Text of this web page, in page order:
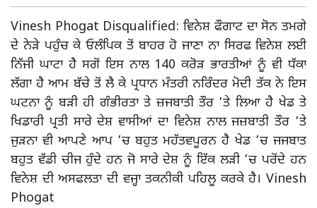
Vinesh Phogat Disqualified: ਵਿਨੇਸ਼ ਫੌਗਾਟ ਦਾ ਸੋਨ ਤਮਗੇ
ਦੇ ਨੇੜੇ ਪਹੁੰਚ ਕੇ ਓਲੰਪਿਕ ਤੋਂ ਬਾਹਰ ਹੋ ਜਾਣਾ ਨਾ ਸਿਰਫ ਵਿਨੇਸ਼ ਲਈ
ਨਿੱਜੀ ਘਾਟਾ ਹੈ ਸਗੋਂ ਇਸ ਨਾਲ 140 ਕਰੋੜ ਭਾਰਤੀਆਂ ਨੂੰ ਵੀ ਧੱਕਾ
ਲੱਗਾ ਹੈ ਆਮ ਬੱਚੇ ਤੋਂ ਲੈ ਕੇ ਪ੍ਰਧਾਨ ਮੰਤਰੀ ਨਰਿੰਦਰ ਮੋਦੀ ਤੱਕ ਨੇ ਇਸ
ਘਟਨਾ ਨੂੰ ਬੜੀ ਹੀ ਗੰਭੀਰਤਾ ਤੇ ਜ਼ਜਬਾਤੀ ਤੌਰ ’ਤੇ ਲਿਆ ਹੈ ਖੇਡ ਤੇ
ਖਿਡਾਰੀ ਪ੍ਰਤੀ ਸਾਰੇ ਦੇਸ਼ ਵਾਸੀਆਂ ਦਾ ਵਿਨੇਸ਼ ਨਾਲ ਜਜ਼ਬਾਤੀ ਤੌਰ ’ਤੇ
ਜੁੜਨਾ ਵੀ ਆਪਣੇ ਆਪ ’ਚ ਬਹੁਤ ਮਹੱਤਵਪੂਰਨ ਹੈ ਖੇਡ ’ਚ ਜਜਬਾਤ
ਬਹੁਤ ਵੱਡੀ ਚੀਜ ਹੁੰਦੇ ਹਨ ਜੋ ਸਾਰੇ ਦੇਸ਼ ਨੂੰ ਇੱਕ ਲੜੀ ’ਚ ਪਰੋਂਦੇ ਹਨ
ਵਿਨੇਸ਼ ਦੀ ਅਸਫਲਤਾ ਦੀ ਵਜ੍ਹਾ ਤਕਨੀਕੀ ਪਹਿਲੂ ਕਰਕੇ ਹੈ। Vinesh
Phogat